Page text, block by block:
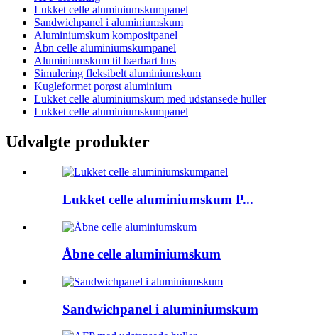
Lukket celle aluminiumskumpanel
Sandwichpanel i aluminiumskum
Aluminiumskum kompositpanel
Åbn celle aluminiumskumpanel
Aluminiumskum til bærbart hus
Simulering fleksibelt aluminiumskum
Kugleformet porøst aluminium
Lukket celle aluminiumskum med udstansede huller
Lukket celle aluminiumskumpanel
Udvalgte produkter
Lukket celle aluminiumskum P...
Åbne celle aluminiumskum
Sandwichpanel i aluminiumskum